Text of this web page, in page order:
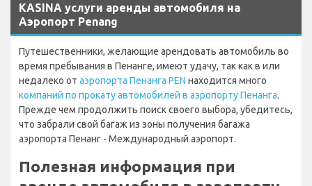
KASINA услуги аренды автомобиля на
Аэропорт Penang
Путешественники, желающие арендовать автомобиль во
время пребывания в Пенанге, имеют удачу, так как в или
недалеко от аэропорта Пенанга PEN находится много
компаний по прокату автомобилей в аэропорту Пенанга.
Прежде чем продолжить поиск своего выбора, убедитесь,
что забрали свой багаж из зоны получения багажа
аэропорта Пенанг - Международный аэропорт.
Полезная информация при